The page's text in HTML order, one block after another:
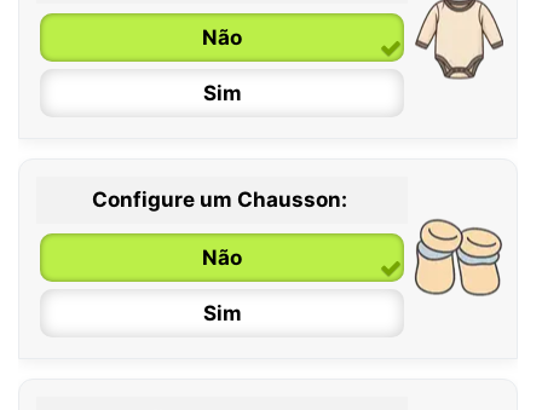
Não
Sim
0 / 6 meses
6 / 12 meses
12 / 18 meses
Configure um Chausson:
Não
Sim